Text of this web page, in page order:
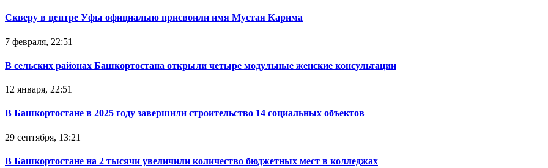
Скверу в центре Уфы официально присвоили имя Мустая Карима
7 февраля, 22:51
В сельских районах Башкортостана открыли четыре модульные женские консультации
12 января, 22:51
В Башкортостане в 2025 году завершили строительство 14 социальных объектов
29 сентября, 13:21
В Башкортостане на 2 тысячи увеличили количество бюджетных мест в колледжах